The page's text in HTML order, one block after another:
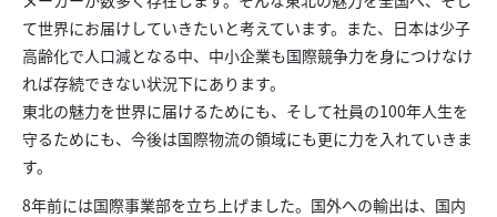
て世界にお届けしていきたいと考えています。また、日本は少子
高齢化で人口減となる中、中小企業も国際競争力を身につけなけ
れば存続できない状況下にあります。
東北の魅力を世界に届けるためにも、そして社員の100年人生を
守るためにも、今後は国際物流の領域にも更に力を入れていきま
す。
8年前には国際事業部を立ち上げました。国外への輸出は、国内